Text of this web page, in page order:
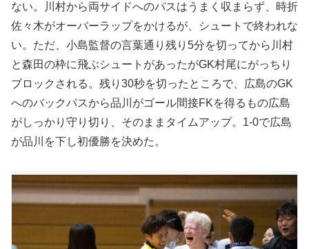
ない。川村から両サイドへのパスはうまく収まらず、時折
佐々木がオーバーラップをかけるが、シュートで終われな
い。ただ、小島監督の言葉通り残り5分を切ってから川村
と森田の枠に飛ぶシュートがあったがGK村尾にがっちり
ブロックされる。 残り30秒を切ったところで、広島のGK
へのバックパスから品川がゴール間接FKを得るもの広島
がしっかり守り切り、そのままタイムアップ。1-0で広島
が品川を下し初優勝を決めた。